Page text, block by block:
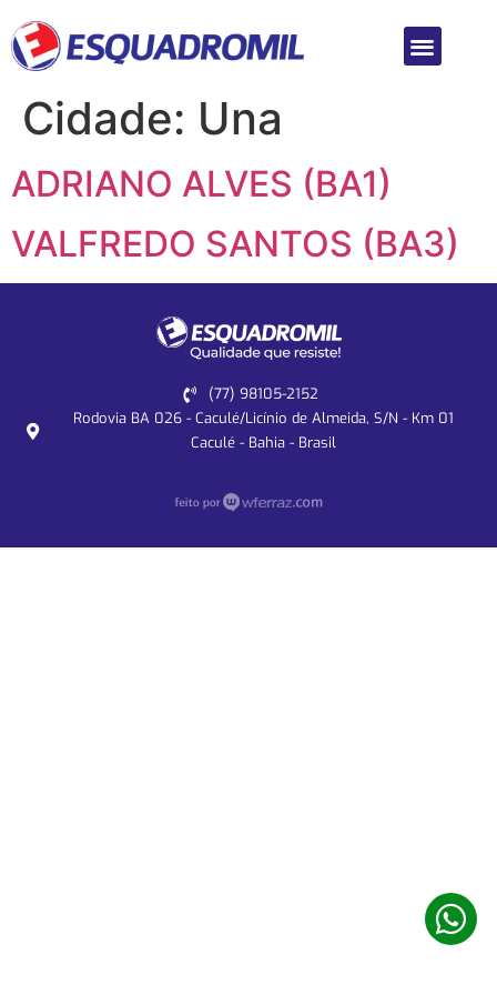
Cidade: Una
ADRIANO ALVES (BA1)
VALFREDO SANTOS (BA3)
(77) 98105-2152
Rodovia BA 026 - Caculé/Licínio de Almeida, S/N - Km 01
Caculé - Bahia - Brasil